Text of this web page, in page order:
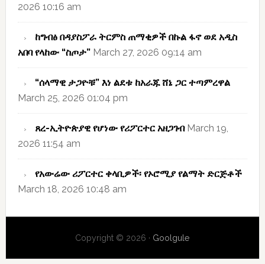
2026 10:16 am
ከግብፅ በዳያስፖራ ትርምስ ጠማቂዎች በኩል ፋኖ ወደ አዲስ
አበባ የላከው “ስጦታ” March 27, 2026 09:14 am
“ሰላማዊ ታጋዮቹ” እነ ልደቱ ከአራጁ ሸኔ ጋር ተጣምረዋል
March 25, 2026 01:04 pm
ጸረ-ኢትዮጵያዊ የሆነው የሪፖርተር አዘጋገብ March 19,
2026 11:54 am
የአውሬው ሪፖርተር ቀላቢዎች፡ የኦሮሚያ የልማት ድርጅቶች
March 18, 2026 10:48 am
Copyright © 2026 · Goolgule